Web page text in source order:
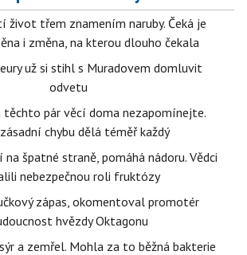
život třem znamením naruby. Čeká je
i změna, na kterou dlouho čekala
už si stihl s Muradovem domluvit
odvetu
těchto pár věcí doma nezapomínejte.
chybu dělá téměř každý
na špatné straně, pomáhá nádoru. Vědci
nebezpečnou roli fruktózy
zápas, okomentoval promotér
hvězdy Oktagonu
a zemřel. Mohla za to běžná bakterie